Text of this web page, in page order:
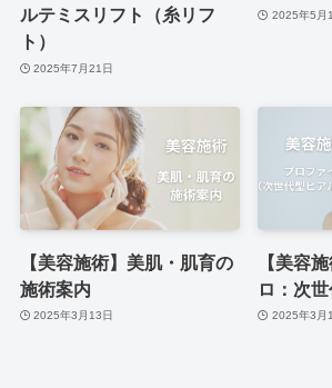
ルテミスリフト（糸リフ
ト）
2025年7月21日
2025年5月
【美容施術】美肌・肌育の
施術案内
2025年3月13日
【美容
ロ：次
2025年3月